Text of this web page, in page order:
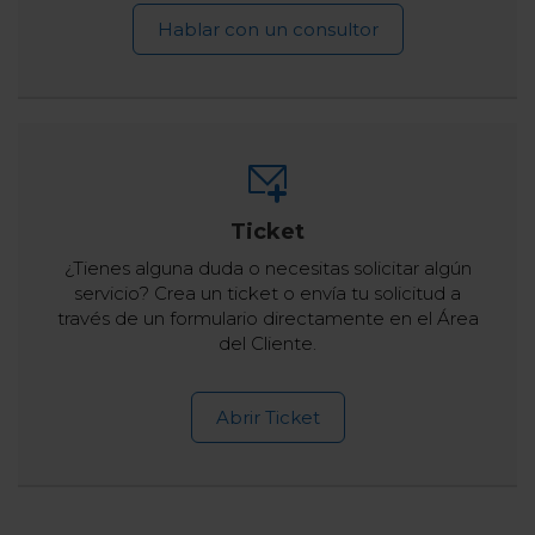
Hablar con un consultor
Ticket
¿Tienes alguna duda o necesitas solicitar algún
servicio? Crea un ticket o envía tu solicitud a
través de un formulario directamente en el Área
del Cliente.
Abrir Ticket